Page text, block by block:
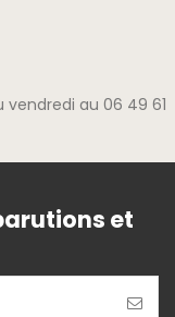
au 06 49 61
et